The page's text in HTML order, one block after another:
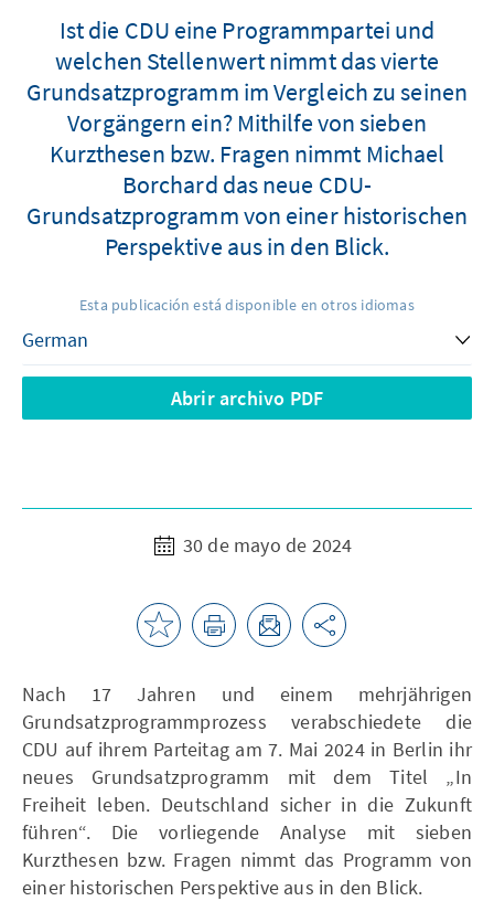
Ist die CDU eine Programmpartei und
welchen Stellenwert nimmt das vierte
Grundsatzprogramm im Vergleich zu seinen
Vorgängern ein? Mithilfe von sieben
Kurzthesen bzw. Fragen nimmt Michael
Borchard das neue CDU-
Grundsatzprogramm von einer historischen
Perspektive aus in den Blick.
Esta publicación está disponible en otros idiomas
Abrir archivo PDF
30 de mayo de 2024
Nach 17 Jahren und einem mehrjährigen
Grundsatzprogrammprozess verabschiedete die
CDU auf ihrem Parteitag am 7. Mai 2024 in Berlin ihr
neues Grundsatzprogramm mit dem Titel „In
Freiheit leben. Deutschland sicher in die Zukunft
führen“. Die vorliegende Analyse mit sieben
Kurzthesen bzw. Fragen nimmt das Programm von
einer historischen Perspektive aus in den Blick.